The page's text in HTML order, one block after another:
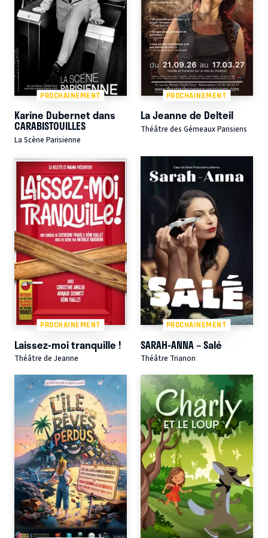
PROCHAINEMENT
Karine Dubernet dans
CARABISTOUILLES
La Scène Parisienne
PROCHAINEMENT
La Jeanne de Delteil
Théâtre des Gémeaux Parisiens
PROCHAINEMENT
Laissez-moi tranquille !
Théâtre de Jeanne
PROCHAINEMENT
SARAH-ANNA – Salé
Théâtre Trianon